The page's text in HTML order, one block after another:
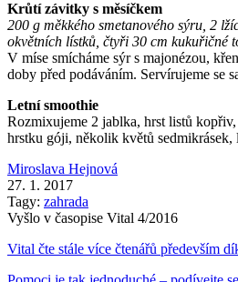
Krůtí závitky s měsíčkem
200 g měkkého smetanového sýru, 2
okvětních lístků, čtyři 30 cm kukuřičné
V míse smícháme sýr s majonézou,
doby před podáváním. Servírujeme se
Letní smoothie
Rozmixujeme 2 jablka, hrst listů
hrstku góji, několik květů
Miroslava Hejnová
27. 1. 2017
Tagy: zahrada
Vyšlo v časopise Vital 4/2016
Vital čte stále více čtenářů především